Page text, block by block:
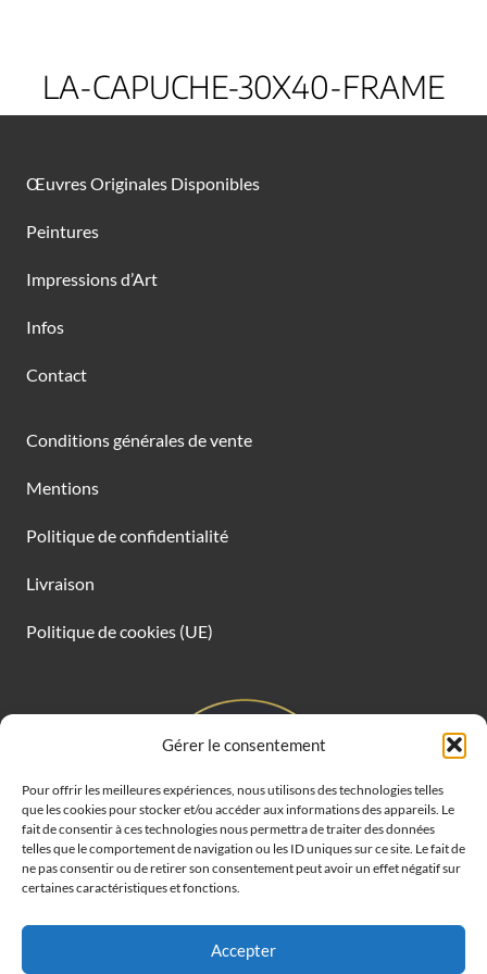
Gérer le consentement
Pour offrir les meilleures expériences, nous utilisons des technologies telles
que les cookies pour stocker et/ou accéder aux informations des appareils. Le
fait de consentir à ces technologies nous permettra de traiter des données
telles que le comportement de navigation ou les ID uniques sur ce site. Le fait de
ne pas consentir ou de retirer son consentement peut avoir un effet négatif sur
certaines caractéristiques et fonctions.
Accepter
LA-CAPUCHE-30X40-FRAME
Œuvres Originales Disponibles
Peintures
Impressions d’Art
Infos
Contact
Conditions générales de vente
Mentions
Politique de confidentialité
Livraison
Politique de cookies (UE)